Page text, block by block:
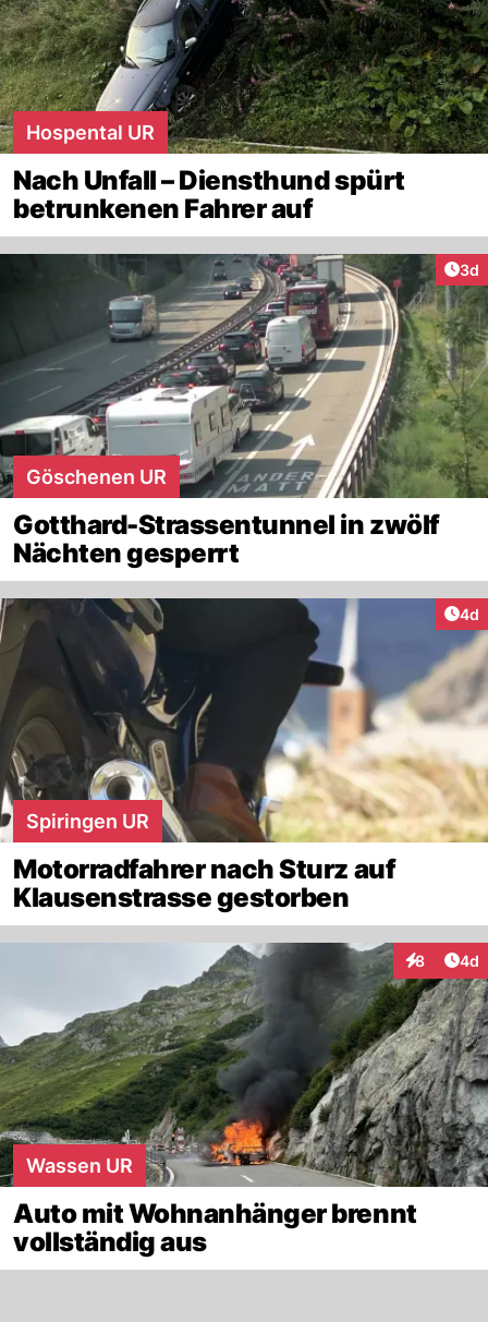
Hospental UR
Nach Unfall – Diensthund spürt
betrunkenen Fahrer auf
3d
Göschenen UR
Gotthard-Strassentunnel in zwölf
Nächten gesperrt
4d
Spiringen UR
Motorradfahrer nach Sturz auf
Klausenstrasse gestorben
8 4d
Wassen UR
Auto mit Wohnanhänger brennt
vollständig aus